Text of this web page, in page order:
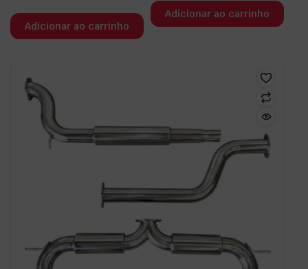
Adicionar ao carrinho
Adicionar ao carrinho